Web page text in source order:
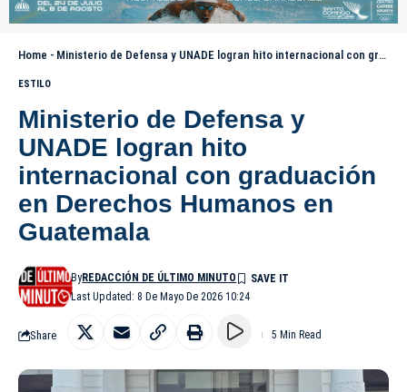
Home - Ministerio de Defensa y UNADE logran hito internacional con graduación en Derechos Humanos en Guatemala
ESTILO
Ministerio de Defensa y
UNADE logran hito
internacional con graduación
en Derechos Humanos en
Guatemala
Last Updated: 8 De Mayo De 2026 10:24
ByREDACCIÓN DE ÚLTIMO MINUTO
Share 5 Min Read